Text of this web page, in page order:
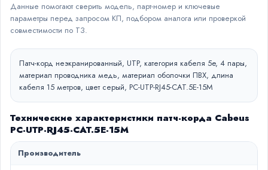
Данные помогают сверить модель, парт-номер и ключевые
параметры перед запросом КП, подбором аналога или проверкой
совместимости по ТЗ.
Патч-корд неэкранированный, UTP, категория кабеля 5e, 4 пары,
материал проводника медь, материал оболочки ПВХ, длина
кабеля 15 метров, цвет серый, PC-UTP-RJ45-CAT.5E-15M
Технические характеристики патч-корда Cabeus
PC-UTP-RJ45-CAT.5E-15M
Производитель